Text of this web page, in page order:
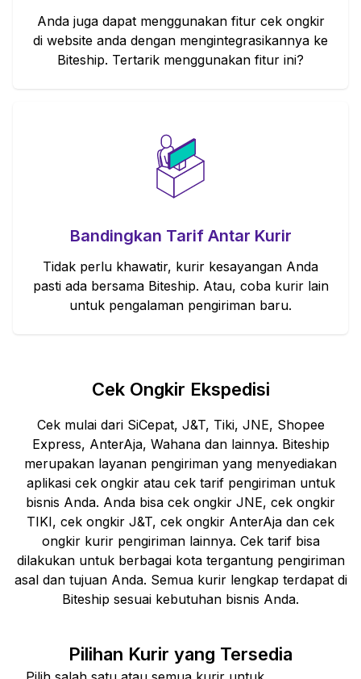
Anda juga dapat menggunakan fitur cek ongkir
di website anda dengan mengintegrasikannya ke
Biteship. Tertarik menggunakan fitur ini?
Bandingkan Tarif Antar Kurir
Tidak perlu khawatir, kurir kesayangan Anda
pasti ada bersama Biteship. Atau, coba kurir lain
untuk pengalaman pengiriman baru.
Cek Ongkir Ekspedisi
Cek mulai dari SiCepat, J&T, Tiki, JNE, Shopee
Express, AnterAja, Wahana dan lainnya. Biteship
merupakan layanan pengiriman yang menyediakan
aplikasi cek ongkir atau cek tarif pengiriman untuk
bisnis Anda. Anda bisa cek ongkir JNE, cek ongkir
TIKI, cek ongkir J&T, cek ongkir AnterAja dan cek
ongkir kurir pengiriman lainnya. Cek tarif bisa
dilakukan untuk berbagai kota tergantung pengiriman
asal dan tujuan Anda. Semua kurir lengkap terdapat di
Biteship sesuai kebutuhan bisnis Anda.
Pilihan Kurir yang Tersedia